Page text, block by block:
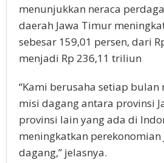
menunjukkan neraca
daerah Jawa Timur
sebesar 159,01 persen, dari
menjadi Rp 236,11 triliun
“Kami berusaha setiap
misi dagang antara provinsi
provinsi lain yang ada di
meningkatkan
dagang,” jelasnya.